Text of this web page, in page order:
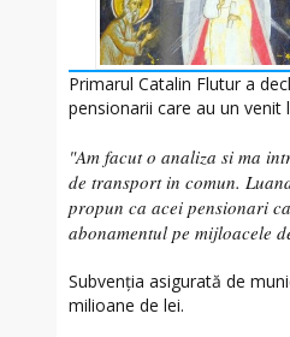
Primarul Catalin Flutur a
pensionarii care au un venit
"Am facut o analiza si ma
de transport in comun.
propun ca acei pensionari
abonamentul pe mijloacele
Subvenția asigurată de
milioane de lei.